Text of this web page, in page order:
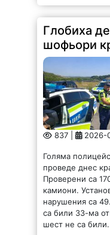
837 | 2026-
Голяма
Проверени са
камиони.
нарушения са
са били 33-ма от
шест не са били...
Близо 80%
медиците
Видинско
пенсионна